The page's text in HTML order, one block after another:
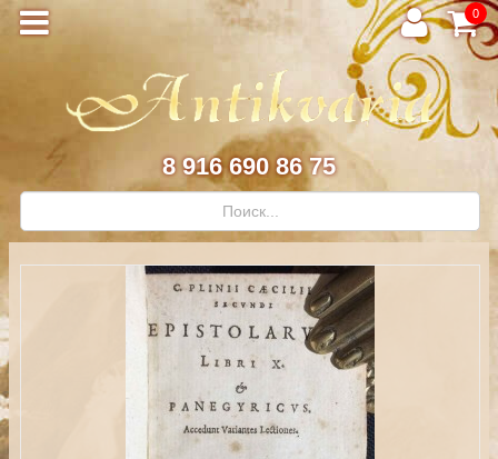
0
8 916 690 86 75